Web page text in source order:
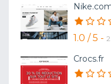
1.0 / 5 -
Crocs.fr